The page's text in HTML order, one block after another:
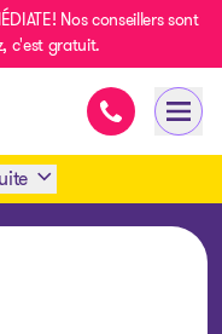
Nos conseillers sont
c'est gratuit.
Assistance